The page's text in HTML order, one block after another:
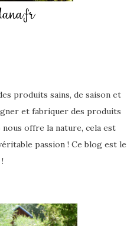
produits sains, de saison et
et fabriquer des produits
offre la nature, cela est
passion ! Ce blog est le